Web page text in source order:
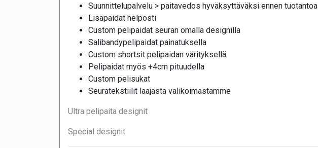
Suunnittelupalvelu > paitavedos hyväksyttäväksi ennen tuotantoa
Lisäpaidat helposti
Custom pelipaidat seuran omalla designilla
Salibandypelipaidat painatuksella
Custom shortsit pelipaidan värityksellä
Pelipaidat myös +4cm pituudella
Custom pelisukat
Seuratekstiilit laajasta valikoimastamme
Ultra pelipaita designit
Special designit